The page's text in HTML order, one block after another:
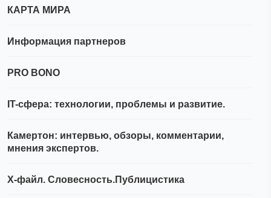
КАРТА МИРА
Информация партнеров
PRO BONO
IT-сфера: технологии, проблемы и развитие.
Камертон: интервью, обзоры, комментарии,
мнения экспертов.
Х-файл. Словесность.Публицистика